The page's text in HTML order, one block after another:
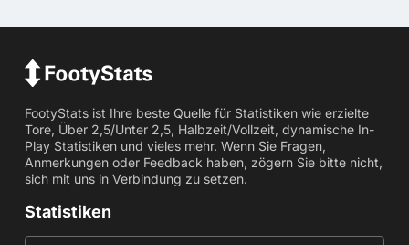
FootyStats ist Ihre beste Quelle für Statistiken wie erzielte
Tore, Über 2,5/Unter 2,5, Halbzeit/Vollzeit, dynamische In-
Play Statistiken und vieles mehr. Wenn Sie Fragen,
Anmerkungen oder Feedback haben, zögern Sie bitte nicht,
sich mit uns in Verbindung zu setzen.
Statistiken